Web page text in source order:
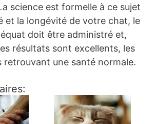
science est formelle à ce sujet
et la longévité de votre chat, le
doit être administré et,
les résultats sont excellents, les
retrouvant une santé normale.